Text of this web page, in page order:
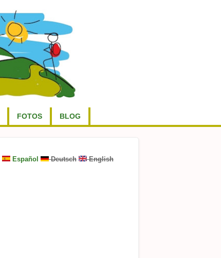
FOTOS BLOG
Español Deutsch English